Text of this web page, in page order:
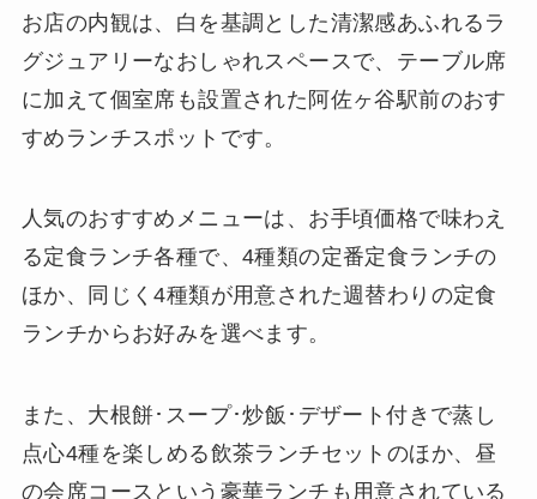
お店の内観は、白を基調とした清潔感あふれるラ
グジュアリーなおしゃれスペースで、テーブル席
に加えて個室席も設置された阿佐ヶ谷駅前のおす
すめランチスポットです。
人気のおすすめメニューは、お手頃価格で味わえ
る定食ランチ各種で、4種類の定番定食ランチの
ほか、同じく4種類が用意された週替わりの定食
ランチからお好みを選べます。
また、大根餅･スープ･炒飯･デザート付きで蒸し
点心​​4種を楽しめる飲茶ランチセットのほか、昼
の会席コースという豪華ランチも用意されている